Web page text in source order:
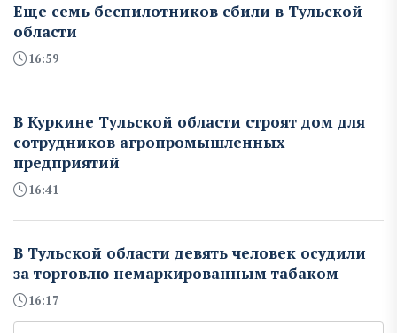
Еще семь беспилотников сбили в Тульской
области
16:59
В Куркине Тульской области строят дом для
сотрудников агропромышленных
предприятий
16:41
В Тульской области девять человек осудили
за торговлю немаркированным табаком
16:17